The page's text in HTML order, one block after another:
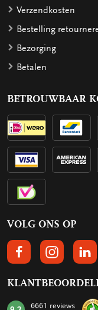
Verzendkosten
Bestelling
Bezorging
Betalen
BETROUWBAAR
VOLG ONS OP
VOLGS ONS OP
VOLG ONS
6661 reviews